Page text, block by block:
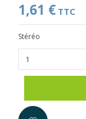
1,61 € TTC
Stéréo